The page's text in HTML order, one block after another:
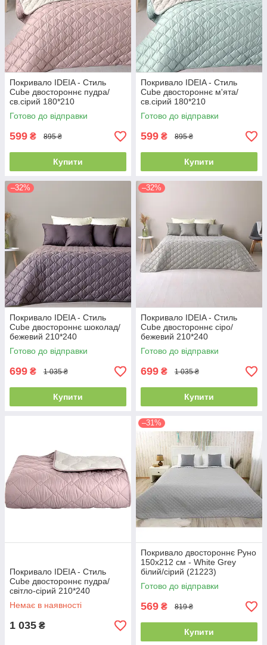
Покривало IDEIA - Стиль
Cube двостороннє пудра/
св.сірий 180*210
Готово до відправки
599 ₴ 895 ₴
Купити
Покривало IDEIA - Стиль
Cube двостороннє м'ята/
св.сірий 180*210
Готово до відправки
599 ₴ 895 ₴
Купити
–32%
Покривало IDEIA - Стиль
Cube двостороннє шоколад/
бежевий 210*240
Готово до відправки
699 ₴ 1 035 ₴
Купити
–32%
Покривало IDEIA - Стиль
Cube двостороннє сіро/
бежевий 210*240
Готово до відправки
699 ₴ 1 035 ₴
Купити
Покривало IDEIA - Стиль
Cube двостороннє пудра/
світло-сірий 210*240
Немає в наявності
1 035 ₴
–31%
Покривало двостороннє Руно
150x212 см - White Grey
білий/сірий (21223)
Готово до відправки
569 ₴ 819 ₴
Купити